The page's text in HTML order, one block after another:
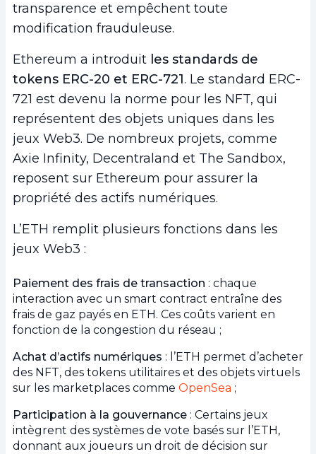
transparence et empêchent toute
modification frauduleuse.
Ethereum a introduit les standards de
tokens ERC-20 et ERC-721. Le standard ERC-
721 est devenu la norme pour les NFT, qui
représentent des objets uniques dans les
jeux Web3. De nombreux projets, comme
Axie Infinity, Decentraland et The Sandbox,
reposent sur Ethereum pour assurer la
propriété des actifs numériques.
L’ETH remplit plusieurs fonctions dans les
jeux Web3 :
Paiement des frais de transaction : chaque
interaction avec un smart contract entraîne des
frais de gaz payés en ETH. Ces coûts varient en
fonction de la congestion du réseau ;
Achat d’actifs numériques : l’ETH permet d’acheter
des NFT, des tokens utilitaires et des objets virtuels
sur les marketplaces comme OpenSea ;
Participation à la gouvernance : Certains jeux
intègrent des systèmes de vote basés sur l’ETH,
donnant aux joueurs un droit de décision sur